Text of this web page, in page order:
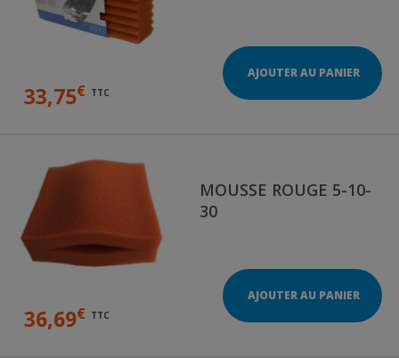
33,75€ TTC
AJOUTER AU PANIER
MOUSSE ROUGE 5-10-
30
36,69€ TTC
AJOUTER AU PANIER